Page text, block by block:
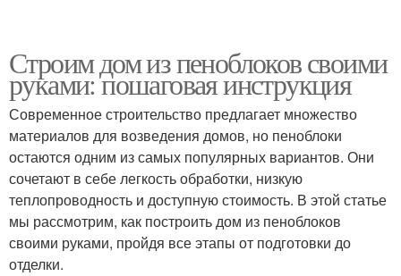
Строим дом из пеноблоков своими
руками: пошаговая инструкция
Современное строительство предлагает множество
материалов для возведения домов, но пеноблоки
остаются одним из самых популярных вариантов. Они
сочетают в себе легкость обработки, низкую
теплопроводность и доступную стоимость. В этой статье
мы рассмотрим, как построить дом из пеноблоков
своими руками, пройдя все этапы от подготовки до
отделки.